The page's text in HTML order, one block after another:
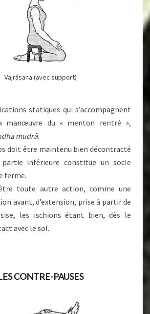
Vajrâsana (avec support)
statiques qui s’accompagnent
manœuvre du « menton rentré »,
mudrâ.
doit être maintenu bien décontracté
inférieure constitue un socle
ferme.
toute autre action, comme une
avant, d’extension, prise à partir de
les ischions étant bien, dès le
avec le sol.
CONTRE-PAUSES